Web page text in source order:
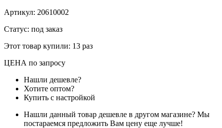
Артикул: 20610002
Статус: под заказ
Этот товар купили: 13 раз
ЦЕНА по запросу
Нашли дешевле?
Хотите оптом?
Купить с настройкой
Нашли данный товар дешевле в другом магазине? Мы
постараемся предложить Вам цену еще лучше!